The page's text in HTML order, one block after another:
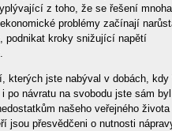
z toho, že se řešení mnoha
problémy začínají
podnikat kroky snižující napětí
kterých jste nabýval v dobách, kdy
po návratu na svobodu jste sám byl
našeho veřejného života
jsou přesvědčeni o nutnosti